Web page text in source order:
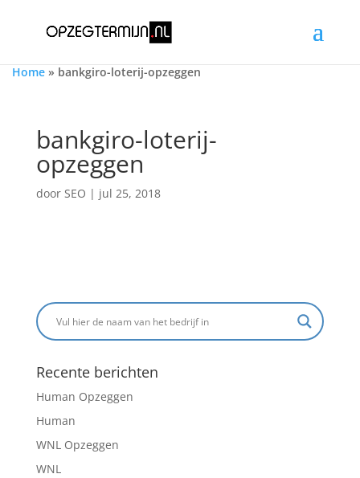
Home » bankgiro-loterij-opzeggen
bankgiro-loterij-
opzeggen
door SEO | jul 25, 2018
Recente berichten
Human Opzeggen
Human
WNL Opzeggen
WNL